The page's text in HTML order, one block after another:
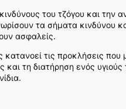
του τζόγου και την
τα σήματα κινδύνου
ασφαλείς.
τις προκλήσεις που
τη διατήρηση ενός υγιούς